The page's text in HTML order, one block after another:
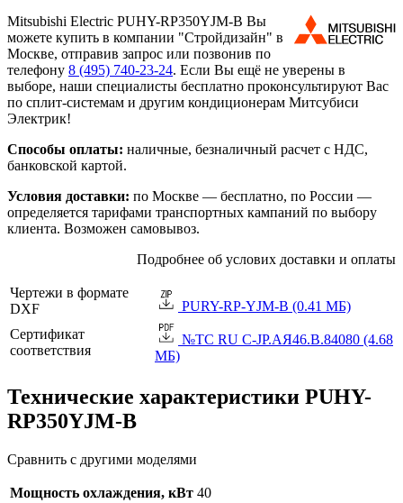
Mitsubishi Electric PUHY-RP350YJM-B Вы
можете купить в компании "Стройдизайн" в
Москве, отправив запрос или позвонив по
телефону 8 (495) 740-23-24. Если Вы ещё не уверены в
выборе, наши специалисты бесплатно проконсультируют Вас
по сплит-системам и другим кондиционерам Митсубиси
Электрик!
Способы оплаты: наличные, безналичный расчет с НДС,
банковской картой.
Условия доставки: по Москве — бесплатно, по России —
определяется тарифами транспортных кампаний по выбору
клиента. Возможен самовывоз.
Подробнее об услових доставки и оплаты
Чертежи в формате
DXF
PURY-RP-YJM-B (0.41 МБ)
Сертификат
соответствия
№TC RU C-JP.АЯ46.B.84080 (4.68
МБ)
Технические характеристики PUHY-
RP350YJM-B
Сравнить с другими моделями
Мощность охлаждения, кВт 40